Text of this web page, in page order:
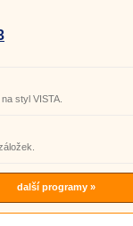
styl VISTA.
další programy »